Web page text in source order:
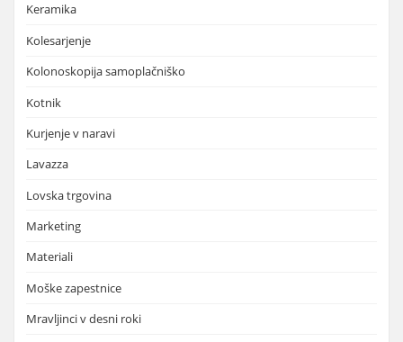
Keramika
Kolesarjenje
Kolonoskopija samoplačniško
Kotnik
Kurjenje v naravi
Lavazza
Lovska trgovina
Marketing
Materiali
Moške zapestnice
Mravljinci v desni roki